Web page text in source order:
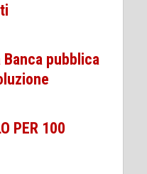
Banca pubblica
PER 100